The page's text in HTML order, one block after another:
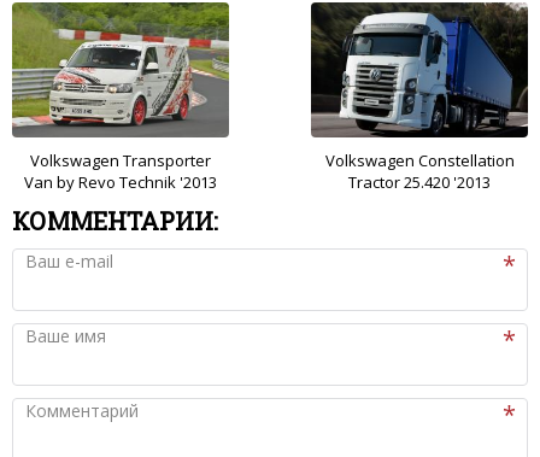
Volkswagen Transporter
Van by Revo Technik '2013
Volkswagen Constellation
Tractor 25.420 '2013
КОММЕНТАРИИ:
Ваш e-mail
Ваше имя
Комментарий